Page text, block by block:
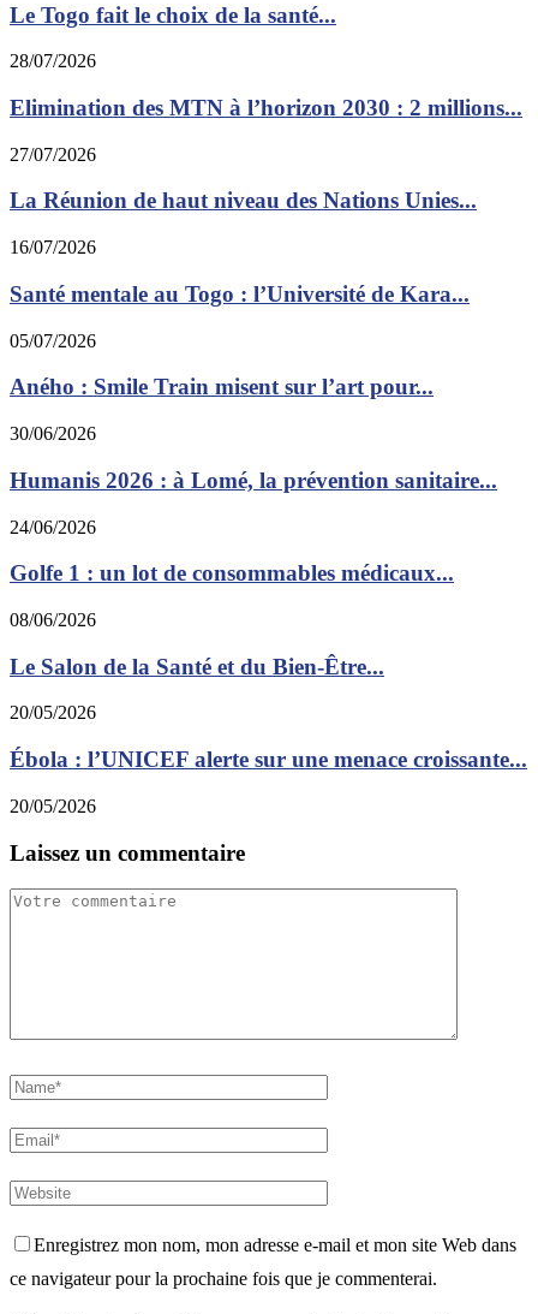
Le Togo fait le choix de la santé...
28/07/2026
Elimination des MTN à l’horizon 2030 : 2 millions...
27/07/2026
La Réunion de haut niveau des Nations Unies...
16/07/2026
Santé mentale au Togo : l’Université de Kara...
05/07/2026
Aného : Smile Train misent sur l’art pour...
30/06/2026
Humanis 2026 : à Lomé, la prévention sanitaire...
24/06/2026
Golfe 1 : un lot de consommables médicaux...
08/06/2026
Le Salon de la Santé et du Bien-Être...
20/05/2026
Ébola : l’UNICEF alerte sur une menace croissante...
20/05/2026
Laissez un commentaire
Enregistrez mon nom, mon adresse e-mail et mon site Web dans
ce navigateur pour la prochaine fois que je commenterai.